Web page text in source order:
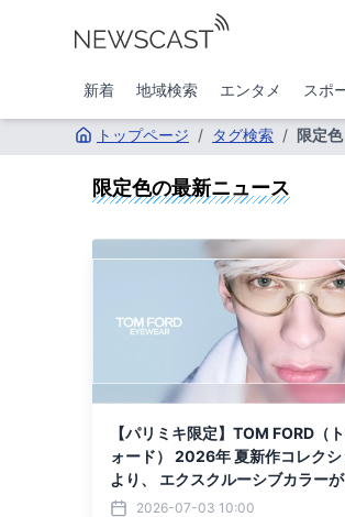
新着 地域検索 エンタメ スポ
トップページ / タグ検索 / 限定色
限定色の最新ニュース
【パリミキ限定】TOM FORD（
ォード） 2026年 夏新作コレクシ
より、 エクスクルーシブカラーが
３日（金）限定発売！
2026-07-03 10:00